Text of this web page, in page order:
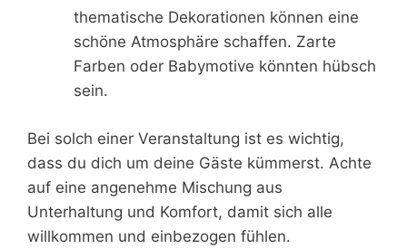
thematische Dekorationen können eine
schöne Atmosphäre schaffen. Zarte
Farben oder Babymotive könnten hübsch
sein.
Bei solch einer Veranstaltung ist es wichtig,
dass du dich um deine Gäste kümmerst. Achte
auf eine angenehme Mischung aus
Unterhaltung und Komfort, damit sich alle
willkommen und einbezogen fühlen.